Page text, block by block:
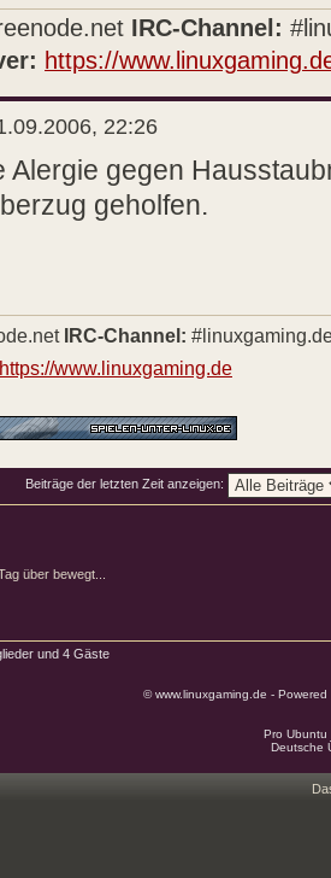
IRC-Channel:
https://
22:26
Alergie gegen
geholfen.
IRC-Channel:
https://www.linuxgaming.de
Beiträge der letzten Zeit anzeigen:
über bewegt...
und 4 Gäste
© www.linuxgaming.de -
Pro
Deutsche